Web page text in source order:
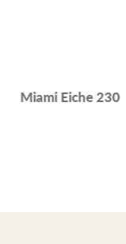
Miami Eiche 230